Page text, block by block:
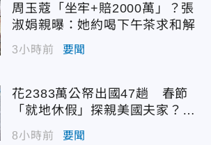
周玉蔻「坐牢+賠2000萬」？張
淑娟親曝：她約喝下午茶求和解
3小時前 要聞
花2383萬公帑出國47趟 春節
「就地休假」探親美國夫家？徐
佳青回應了
8小時前 要聞